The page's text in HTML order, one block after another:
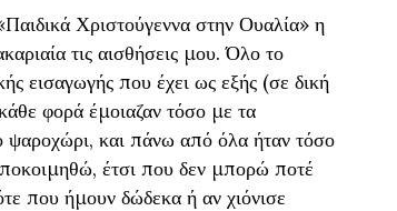
Χριστούγεννα στην Ουαλία» η
τις αισθήσεις μου. Όλο το
εισαγωγής που έχει ως εξής (σε δική
φορά έμοιαζαν τόσο με τα
ψαροχώρι, και πάνω από όλα ήταν τόσο
έτσι που δεν μπορώ ποτέ
που ήμουν δώδεκα ή αν χιόνισε